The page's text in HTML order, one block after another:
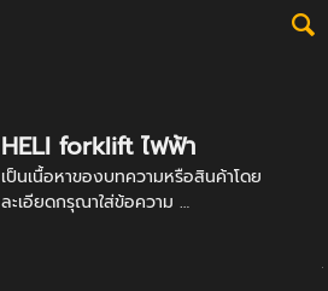
HELI forklift ไฟฟ้า
เป็นเนื้อหาของบทความหรือสินค้าโดย
ละเอียดกรุณาใส่ข้อความ …